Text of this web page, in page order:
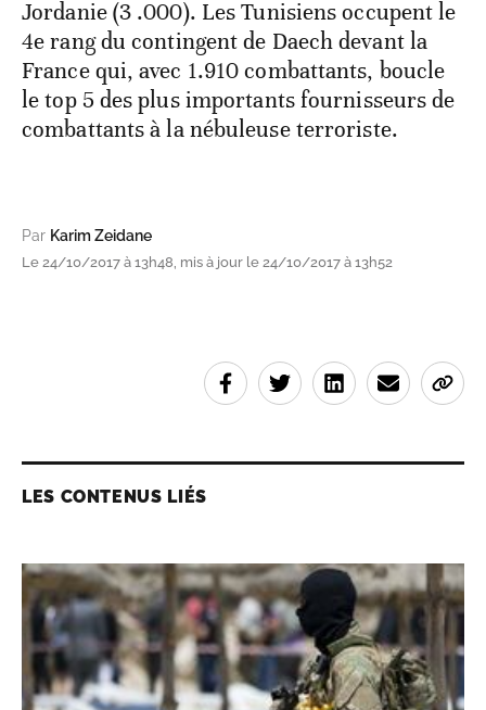
Jordanie (3 .000). Les Tunisiens occupent le
4e rang du contingent de Daech devant la
France qui, avec 1.910 combattants, boucle
le top 5 des plus importants fournisseurs de
combattants à la nébuleuse terroriste.
Par Karim Zeidane
Le 24/10/2017 à 13h48, mis à jour le 24/10/2017 à 13h52
LES CONTENUS LIÉS